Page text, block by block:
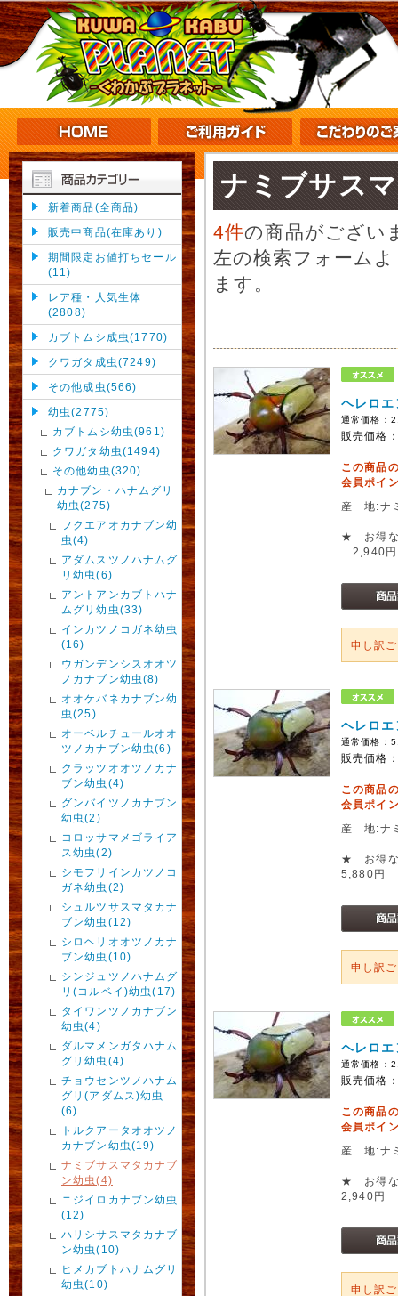
新着商品(全商品)
販売中商品(在庫あり)
期間限定お値打ちセール
(11)
レア種・人気生体
(2808)
カブトムシ成虫(1770)
クワガタ成虫(7249)
その他成虫(566)
幼虫(2775)
カブトムシ幼虫(961)
クワガタ幼虫(1494)
その他幼虫(320)
カナブン・ハナムグリ
幼虫(275)
フクエアオカナブン幼
虫(4)
アダムスツノハナムグ
リ幼虫(6)
アントアンカブトハナ
ムグリ幼虫(33)
インカツノコガネ幼虫
(16)
ウガンデンシスオオツ
ノカナブン幼虫(8)
オオケバネカナブン幼
虫(25)
オーベルチュールオオ
ツノカナブン幼虫(6)
クラッツオオツノカナ
ブン幼虫(4)
グンバイツノカナブン
幼虫(2)
コロッサマメゴライア
ス幼虫(2)
シモフリインカツノコ
ガネ幼虫(2)
シュルツサスマタカナ
ブン幼虫(12)
シロヘリオオツノカナ
ブン幼虫(10)
シンジュツノハナムグ
リ(コルベイ)幼虫(17)
タイワンツノカナブン
幼虫(4)
ダルマメンガタハナム
グリ幼虫(4)
チョウセンツノハナム
グリ(アダムス)幼虫
(6)
トルクアータオオツノ
カナブン幼虫(19)
ナミブサスマタカナブ
ン幼虫(4)
ニジイロカナブン幼虫
(12)
ハリシサスマタカナブ
ン幼虫(10)
ヒメカブトハナムグリ
幼虫(10)
ナミブサス
4件の商品がござい
左の検索フォーム
ます。
ヘレロ
通常価格：
販売価格
この商品
会員ポイ
産 地:ナ
★ お得
2,940
申し訳
ヘレロ
通常価格：
販売価格
この商品
会員ポイ
産 地:ナ
★ お得
5,880円
申し訳
ヘレロ
通常価格：
販売価格
この商品
会員ポイ
産 地:ナ
★ お得
2,940円
申し訳